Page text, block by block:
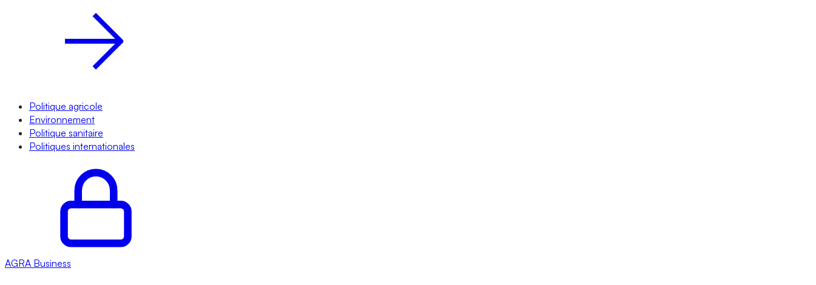
Politique agricole
Environnement
Politique sanitaire
Politiques internationales
AGRA Business